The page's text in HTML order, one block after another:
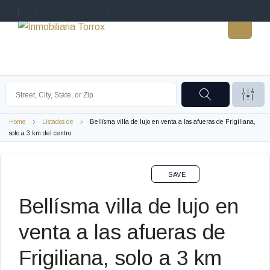
Home Listados de
Bellísma villa de lujo en venta a las afueras de Frigiliana,
solo a 3 km del centro
Bellísma villa de lujo en
venta a las afueras de
Frigiliana, solo a 3 km
SAVE